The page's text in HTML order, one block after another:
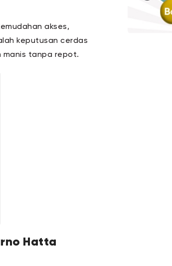
akses,
keputusan cerdas
manis tanpa repot.
Hatta